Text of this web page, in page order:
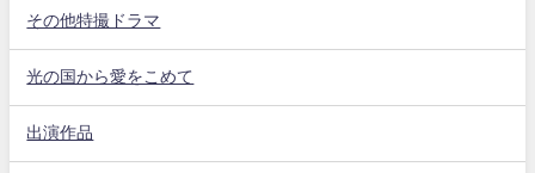
その他特撮ドラマ
光の国から愛をこめて
出演作品